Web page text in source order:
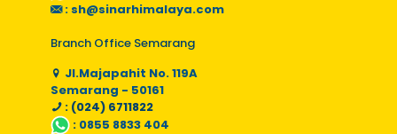
: sh@sinarhimalaya.com
Branch Office Semarang
Jl.Majapahit No. 119A
Semarang - 50161
: (024) 6711822
: 0855 8833 404